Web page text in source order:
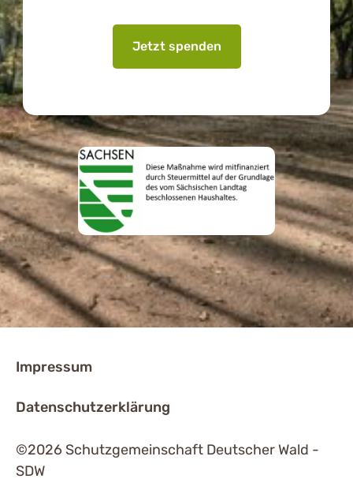
Jetzt spenden
©2026 Schutzgemeinschaft Deutscher Wald -
SDW
Impressum
Datenschutzerklärung